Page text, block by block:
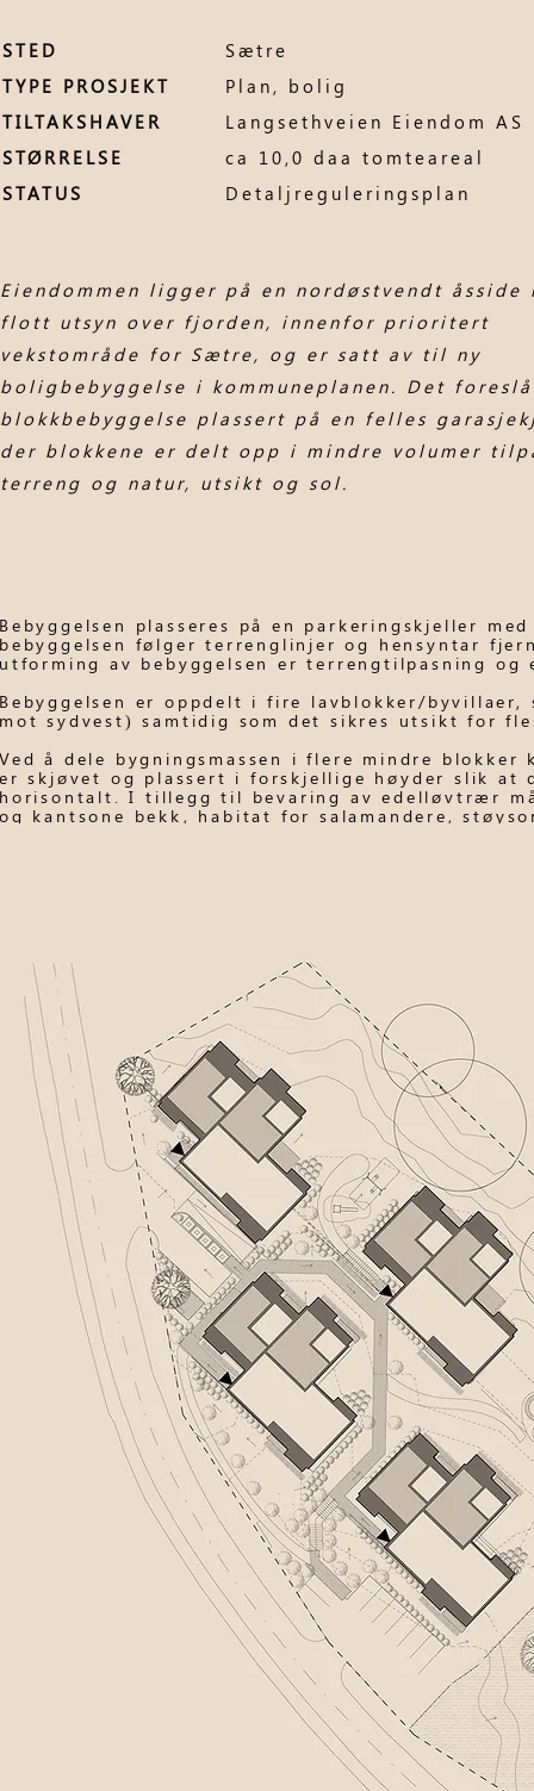
Eiendommen ligger på en nordøstvendt åsside
flott utsyn over fjorden, innenfor prioritert
vekstområde for Sætre, og er satt av til ny
boligbebyggelse i kommuneplanen. Det
blokkbebyggelse plassert på en felles
der blokkene er delt opp i mindre volumer
terreng og natur, utsikt og sol.
STED
TYPE PROSJEKT
TILTAKSHAVER
STØRRELSE
STATUS
Sætre
Plan, bolig
Langsethveien Eiendom AS
ca 10,0 daa tomteareal
Detaljreguleringsplan
Bebyggelsen plasseres på en parkeringskjeller
bebyggelsen følger terrenglinjer og hensyntar
utforming av bebyggelsen er terrengtilpasning
Bebyggelsen er oppdelt i fire lavblokker/
mot sydvest) samtidig som det sikres utsikt for
Ved å dele bygningsmassen i flere mindre
er skjøvet og plassert i forskjellige høyder slik at
horisontalt. I tillegg til bevaring av edelløvtrær
og kantsone bekk, habitat for salamandere,